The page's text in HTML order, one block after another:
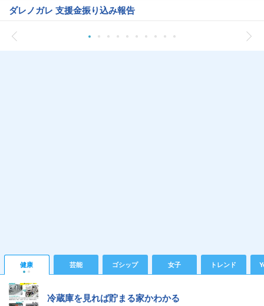
ダレノガレ 支援金振り込み報告
健康 芸能 ゴシップ 女子 トレンド
冷蔵庫を見れば貯まる家かわかる